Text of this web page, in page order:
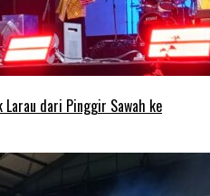
Larau dari Pinggir Sawah ke